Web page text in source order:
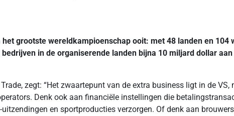
grootste wereldkampioenschap ooit: met 48 landen en
in de organiserende landen bijna 10 miljard dollar
zegt: “Het zwaartepunt van de extra business ligt in de
Denk ook aan financiële instellingen die
en sportproducties verzorgen. Of denk aan